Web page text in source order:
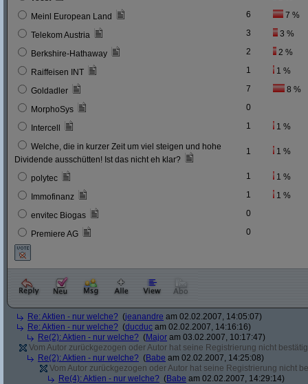
Meinl European Land 6 7 %
Telekom Austria 3 3 %
Berkshire-Hathaway 2 2 %
Raiffeisen INT 1 1 %
Goldadler 7 8 %
MorphoSys 0
Intercell 1 1 %
Welche, die in kurzer Zeit um viel steigen und hohe
Dividende ausschütten! Ist das nicht eh klar?
1 1 %
polytec 1 1 %
Immofinanz 1 1 %
envitec Biogas 0
Premiere AG 0
Re: Aktien - nur welche? (jeanandre am 02.02.2007, 14:05:07)
Re: Aktien - nur welche? (ducduc am 02.02.2007, 14:16:16)
Re(2): Aktien - nur welche? (Major am 03.02.2007, 10:17:47)
Vom Autor zurückgezogen oder Autor hat seine Registrierung nicht
Re(2): Aktien - nur welche? (Babe am 02.02.2007, 14:25:08)
Vom Autor zurückgezogen oder Autor hat seine Registrierung nicht
Re(4): Aktien - nur welche? (Babe am 02.02.2007, 14:29:14)